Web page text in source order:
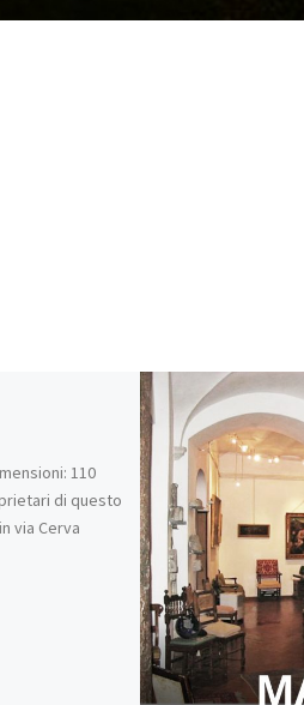
110
di questo
via Cerva